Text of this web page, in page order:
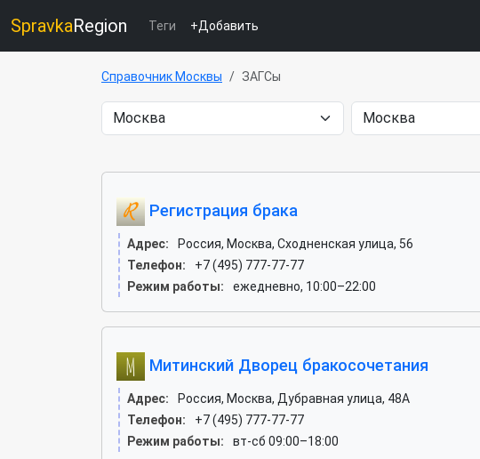
SpravkaRegion Теги +Добавить
Справочник Москвы ЗАГСы
Регистрация брака
Адрес:
Россия, Москва, Сходненская улица, 56
Телефон:
+7 (495) 777-77-77
Режим работы:
ежедневно, 10:00–22:00
Митинский Дворец бракосочетания
Адрес:
Россия, Москва, Дубравная улица, 48А
Телефон:
+7 (495) 777-77-77
Режим работы:
вт-сб 09:00–18:00